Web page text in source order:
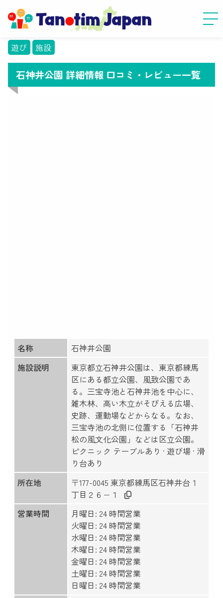
遊び 施設
石神井公園 詳細情報 口コミ・レビュー一覧
名称
石神井公園
施設説明
東京都立石神井公園は、東京都練馬
区にある都立公園、風致公園であ
る。三宝寺池と石神井池を中心に、
雑木林、高い木立がそびえる広場、
史跡、運動場などからなる。なお、
三宝寺池の北側に位置する「石神井
松の風文化公園」などは区立公園。
ピクニック テーブルあり · 遊び場 · 滑
り台あり
所在地
〒177-0045 東京都練馬区石神井台１
丁目２６−１
営業時間
月曜日: 24 時間営業
火曜日: 24 時間営業
水曜日: 24 時間営業
木曜日: 24 時間営業
金曜日: 24 時間営業
土曜日: 24 時間営業
日曜日: 24 時間営業